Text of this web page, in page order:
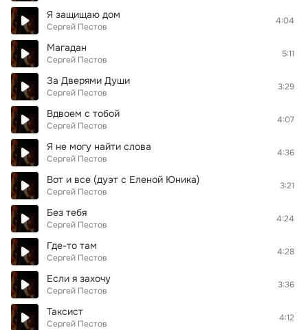
Я защищаю дом
Сергей Пестов
4:04
Магадан
Сергей Пестов
5:11
За Дверями Души
Сергей Пестов
3:29
Вдвоем с тобой
Сергей Пестов
4:07
Я не могу найти слова
Сергей Пестов
4:36
Вот и все (дуэт с Еленой Юника)
Сергей Пестов
3:21
Без тебя
Сергей Пестов
4:24
Где-то там
Сергей Пестов
4:28
Если я захочу
Сергей Пестов
3:36
Таксист
Сергей Пестов
4:12